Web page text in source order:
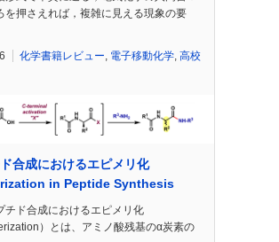
を押さえれば，複雑に見える現象の要
化学書籍レビュー 電子移動化学 高校
合成におけるエピメリ化
in Peptide Synthesis
チド合成におけるエピメリ化
）とは、アミノ酸残基のα炭素の